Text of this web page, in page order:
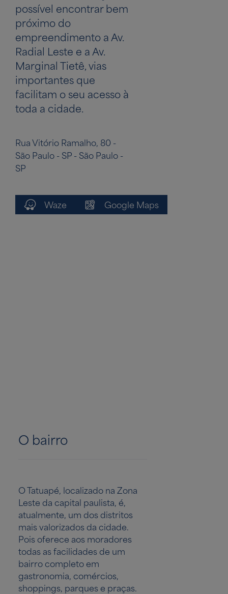
possível encontrar bem
próximo do
empreendimento a Av.
Radial Leste e a Av.
Marginal Tietê, vias
importantes que
facilitam o seu acesso à
toda a cidade.
Rua Vitório Ramalho, 80 -
São Paulo - SP - São Paulo -
SP
Waze Google Maps
O bairro
O Tatuapé, localizado na Zona
Leste da capital paulista, é,
atualmente, um dos distritos
mais valorizados da cidade.
Pois oferece aos moradores
todas as facilidades de um
bairro completo em
gastronomia, comércios,
shoppings, parques e praças.